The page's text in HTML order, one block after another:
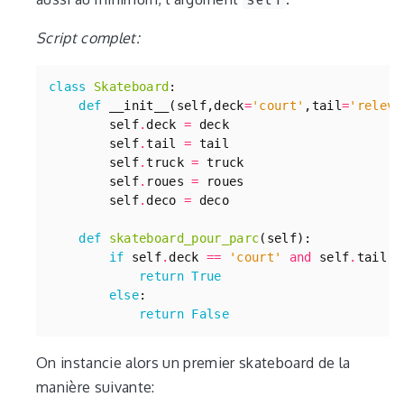
Script complet:
class Skateboard:
def
__init__ ( self,deck='court' ,tail=
self.deck = deck
self.tail = tail
self.truck = truck
self. roues =
roues
self.deco = deco
def skateboard_pour_parc( self):
if
self.deck == 'court' and self. tail
return True
else:
return False
On instancie alors un premier skateboard de la
manière suivante: